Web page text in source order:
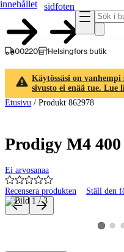
innehållet
sidfoten
00220 Helsingfors butik
Käytössäsi on
sivusto ei enää tue. Lue
Etusivu / Produkt 862978
Prodigy M4
Ei arvosanaa
Recensera produkten Ställ den
Produktbilder och
VisaVisa